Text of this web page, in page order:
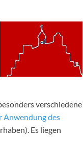
verschiedene
Anwendung des
Es liegen